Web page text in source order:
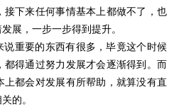
接下来任何事情基本上都做不了，也
展，一步一步得到提升。
要的东西有很多，毕竟这个时候
得通过努力发展才会逐渐得到。而
都会对发展有所帮助，就算没有直
的。